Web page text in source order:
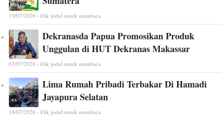
19/07/2026 - klik judul untuk membaca
Dekranasda Papua Promosikan Produk
Unggulan di HUT Dekranas Makassar
03/07/2026 - klik judul untuk membaca
Lima Rumah Pribadi Terbakar Di Hamadi
Jayapura Selatan
18/07/2026 - klik judul untuk membaca